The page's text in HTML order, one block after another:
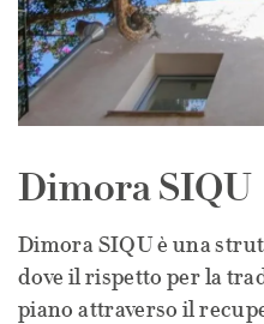
Dimora SIQU
Dimora SIQU è una
dove il rispetto per la
piano attraverso il